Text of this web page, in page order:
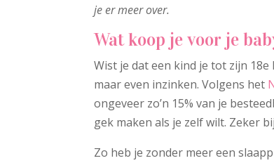
je er meer over.
Wat koop je voor je
Wist je dat een kind je tot zijn 18e
maar even inzinken. Volgens het
ongeveer zo’n 15% van je
gek maken als je zelf wilt. Zeker
Zo heb je zonder meer een